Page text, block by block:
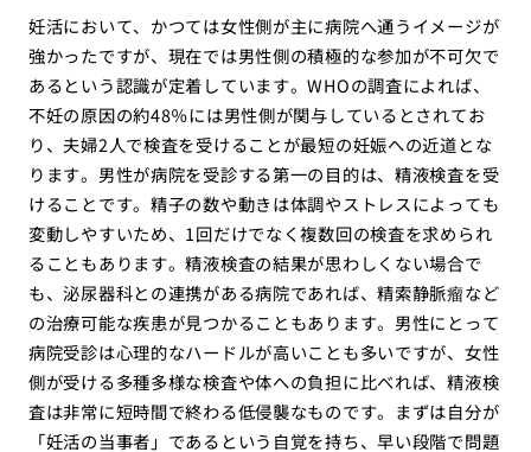
妊活において、かつては女性側が主に病院へ通うイメージが
強かったですが、現在では男性側の積極的な参加が不可欠で
あるという認識が定着しています。WHOの調査によれば、
不妊の原因の約48％には男性側が関与しているとされてお
り、夫婦2人で検査を受けることが最短の妊娠への近道とな
ります。男性が病院を受診する第一の目的は、精液検査を受
けることです。精子の数や動きは体調やストレスによっても
変動しやすいため、1回だけでなく複数回の検査を求められ
ることもあります。精液検査の結果が思わしくない場合で
も、泌尿器科との連携がある病院であれば、精索静脈瘤など
の治療可能な疾患が見つかることもあります。男性にとって
病院受診は心理的なハードルが高いことも多いですが、女性
側が受ける多種多様な検査や体への負担に比べれば、精液検
査は非常に短時間で終わる低侵襲なものです。まずは自分が
「妊活の当事者」であるという自覚を持ち、早い段階で問題